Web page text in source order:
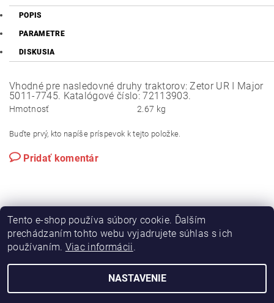
POPIS
PARAMETRE
DISKUSIA
Vhodné pre nasledovné druhy traktorov: Zetor UR I Major
5011-7745. Katalógové číslo: 72113903.
Hmotnosť 2.67 kg
Buďte prvý, kto napíše príspevok k tejto položke.
Pridať komentár
Výroba hydraulických hadíc
2026 © Hydramac Lokca - náhradné diely na traktory Zetor, všetky práva vyhradené
Tento e-shop používa súbory cookie. Ďalším
prechádzaním tohto webu vyjadrujete súhlas s ich
používaním. Viac informácii.
NASTAVENIE